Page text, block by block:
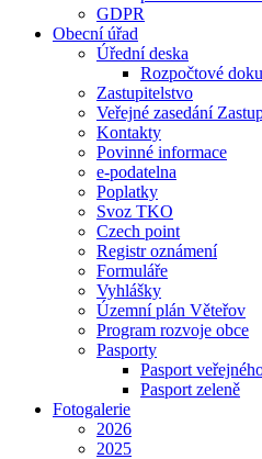
GDPR
Obecní úřad
Úřední deska
Rozpočtové
Zastupitelstvo
Veřejné zasedání
Kontakty
Povinné informace
e-podatelna
Poplatky
Svoz TKO
Czech point
Registr oznámení
Formuláře
Vyhlášky
Územní plán Věteřov
Program rozvoje obce
Pasporty
Pasport
Pasport zeleně
Fotogalerie
2026
2025